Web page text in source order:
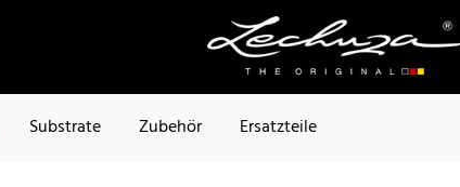
Substrate Zubehör Ersatzteile